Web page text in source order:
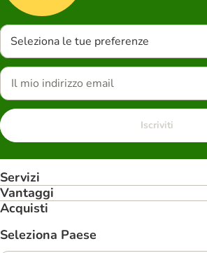
Seleziona le tue preferenze
Iscriviti
Servizi
Vantaggi
Acquisti
Seleziona Paese